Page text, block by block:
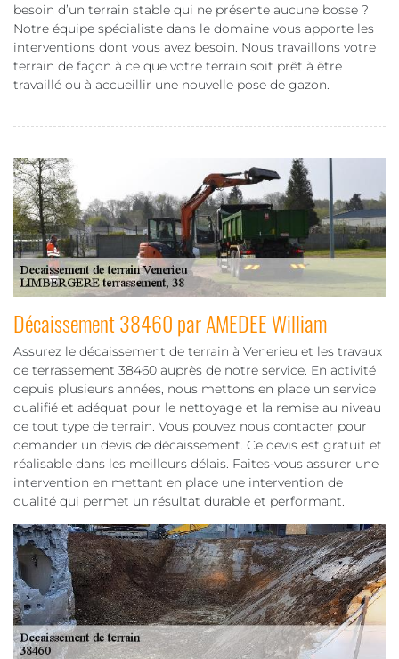
besoin d’un terrain stable qui ne présente aucune bosse ?
Notre équipe spécialiste dans le domaine vous apporte les
interventions dont vous avez besoin. Nous travaillons votre
terrain de façon à ce que votre terrain soit prêt à être
travaillé ou à accueillir une nouvelle pose de gazon.
Décaissement 38460 par AMEDEE William
Assurez le décaissement de terrain à Venerieu et les travaux
de terrassement 38460 auprès de notre service. En activité
depuis plusieurs années, nous mettons en place un service
qualifié et adéquat pour le nettoyage et la remise au niveau
de tout type de terrain. Vous pouvez nous contacter pour
demander un devis de décaissement. Ce devis est gratuit et
réalisable dans les meilleurs délais. Faites-vous assurer une
intervention en mettant en place une intervention de
qualité qui permet un résultat durable et performant.